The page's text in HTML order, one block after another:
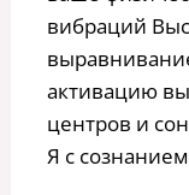
вибраций
активацию
центров и
Я с